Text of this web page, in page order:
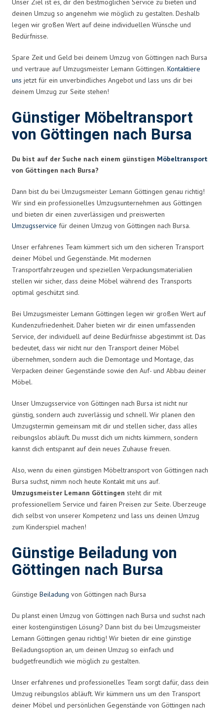
Unser Ziel ist es, dir den bestmöglichen Service zu bieten und
deinen Umzug so angenehm wie möglich zu gestalten. Deshalb
legen wir großen Wert auf deine individuellen Wünsche und
Bedürfnisse.
Spare Zeit und Geld bei deinem Umzug von Göttingen nach Bursa
und vertraue auf Umzugsmeister Lemann Göttingen. Kontaktiere
uns jetzt für ein unverbindliches Angebot und lass uns dir bei
deinem Umzug zur Seite stehen!
Günstiger Möbeltransport
von Göttingen nach Bursa
Du bist auf der Suche nach einem günstigen Möbeltransport
von Göttingen nach Bursa?
Dann bist du bei Umzugsmeister Lemann Göttingen genau richtig!
Wir sind ein professionelles Umzugsunternehmen aus Göttingen
und bieten dir einen zuverlässigen und preiswerten
Umzugsservice für deinen Umzug von Göttingen nach Bursa.
Unser erfahrenes Team kümmert sich um den sicheren Transport
deiner Möbel und Gegenstände. Mit modernen
Transportfahrzeugen und speziellen Verpackungsmaterialien
stellen wir sicher, dass deine Möbel während des Transports
optimal geschützt sind.
Bei Umzugsmeister Lemann Göttingen legen wir großen Wert auf
Kundenzufriedenheit. Daher bieten wir dir einen umfassenden
Service, der individuell auf deine Bedürfnisse abgestimmt ist. Das
bedeutet, dass wir nicht nur den Transport deiner Möbel
übernehmen, sondern auch die Demontage und Montage, das
Verpacken deiner Gegenstände sowie den Auf- und Abbau deiner
Möbel.
Unser Umzugsservice von Göttingen nach Bursa ist nicht nur
günstig, sondern auch zuverlässig und schnell. Wir planen den
Umzugstermin gemeinsam mit dir und stellen sicher, dass alles
reibungslos abläuft. Du musst dich um nichts kümmern, sondern
kannst dich entspannt auf dein neues Zuhause freuen.
Also, wenn du einen günstigen Möbeltransport von Göttingen nach
Bursa suchst, nimm noch heute Kontakt mit uns auf.
Umzugsmeister Lemann Göttingen steht dir mit
professionellem Service und fairen Preisen zur Seite. Überzeuge
dich selbst von unserer Kompetenz und lass uns deinen Umzug
zum Kinderspiel machen!
Günstige Beiladung von
Göttingen nach Bursa
Günstige Beiladung von Göttingen nach Bursa
Du planst einen Umzug von Göttingen nach Bursa und suchst nach
einer kostengünstigen Lösung? Dann bist du bei Umzugsmeister
Lemann Göttingen genau richtig! Wir bieten dir eine günstige
Beiladungsoption an, um deinen Umzug so einfach und
budgetfreundlich wie möglich zu gestalten.
Unser erfahrenes und professionelles Team sorgt dafür, dass dein
Umzug reibungslos abläuft. Wir kümmern uns um den Transport
deiner Möbel und persönlichen Gegenstände von Göttingen nach